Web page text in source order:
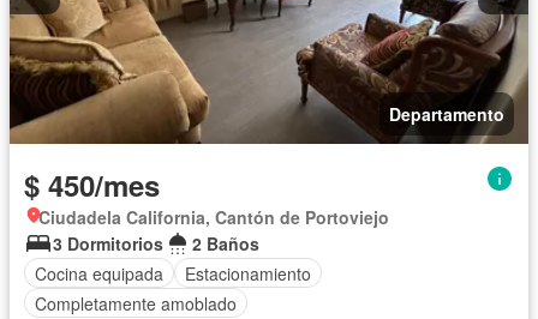
Departamento
$ 450/mes
Ciudadela California, Cantón de Portoviejo
3 Dormitorios
2 Baños
Cocina equipada
Estacionamiento
Completamente amoblado